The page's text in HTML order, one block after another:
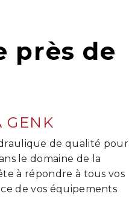
près de
GENK
de qualité pour
le domaine de la
à répondre à tous vos
de vos équipements